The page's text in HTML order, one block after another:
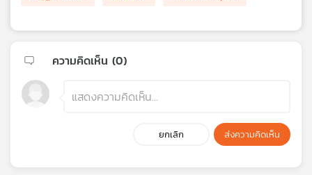
ความคิดเห็น (0)
ยกเลิก ส่งความคิดเห็น